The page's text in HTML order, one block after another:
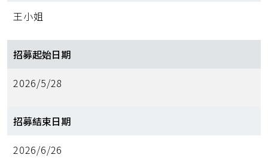
王小姐
招募起始日期
2026/5/28
招募結束日期
2026/6/26